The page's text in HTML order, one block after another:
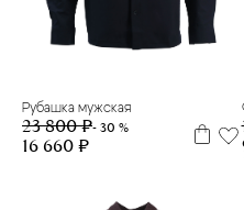
Рубашка мужская
23 800 ₽- 30 %
16 660 ₽